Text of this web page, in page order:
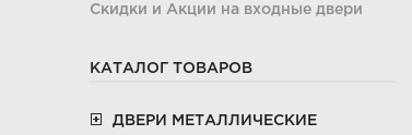
Скидки и Акции на входные двери
КАТАЛОГ ТОВАРОВ
ДВЕРИ МЕТАЛЛИЧЕСКИЕ